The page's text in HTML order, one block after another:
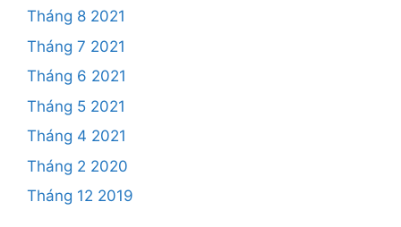
Tháng 8 2021
Tháng 7 2021
Tháng 6 2021
Tháng 5 2021
Tháng 4 2021
Tháng 2 2020
Tháng 12 2019